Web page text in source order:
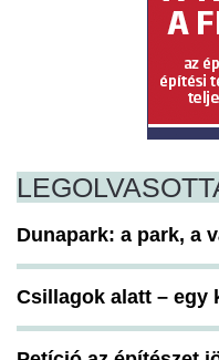
Dunapark: a park, a
Csillagok alatt – egy